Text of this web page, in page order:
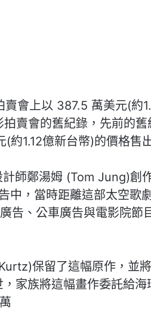
賣會上以 387.5 萬美元(約
賣會的舊紀錄，先前的舊
1.12億新台幣)的價格售
師鄭湯姆 (Tom Jung)創
中，當時距離這部太空歌
告、公車廣告與電影院節
保留了這幅原作，並
家族將這幅畫作委託給海